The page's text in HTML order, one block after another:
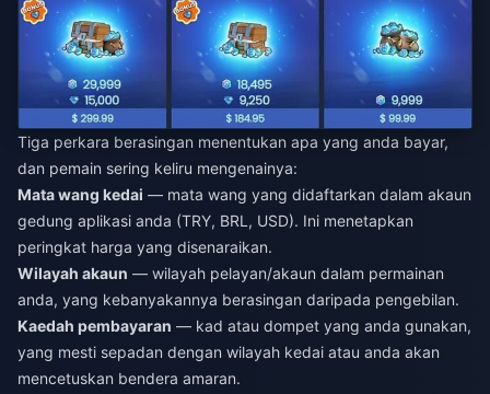
Tiga perkara berasingan menentukan apa yang anda bayar,
dan pemain sering keliru mengenainya:
Mata wang kedai — mata wang yang didaftarkan dalam akaun
gedung aplikasi anda (TRY, BRL, USD). Ini menetapkan
peringkat harga yang disenaraikan.
Wilayah akaun — wilayah pelayan/akaun dalam permainan
anda, yang kebanyakannya berasingan daripada pengebilan.
Kaedah pembayaran — kad atau dompet yang anda gunakan,
yang mesti sepadan dengan wilayah kedai atau anda akan
mencetuskan bendera amaran.